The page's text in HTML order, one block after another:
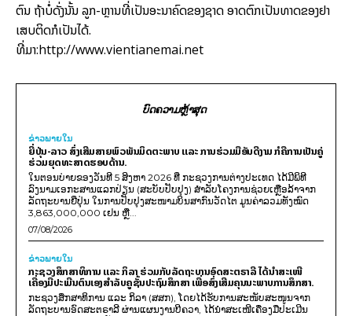
ຕົນ ຖ້າບໍ່ດັ່ງນັ້ນ ລູກ-ຫຼານທີ່ເປັນອະນາຄົດຂອງຊາດ ອາດຕົກເປັນທາດຂອງຢາ
ເສບຕິດກໍເປັນໄດ້.
ທີ່ມາ:http://www.vientianemai.net
ບົດຄວາມຫຼ້າສຸດ
ຂ່າວພາຍ​ໃນ
ຍີ່ປຸ່ນ-ລາວ ສົ່ງເສີມສາຍພົວພັນມິດຕະພາບ ແລະ ການຮ່ວມມືອັນດີງາມ ກໍຄືການເປັນຄູ່
ຮ່ວມຍຸດທະສາດຮອບດ້ານ.
ໃນຕອນບ່າຍຂອງວັນທີ 5 ສິງຫາ 2026 ທີ່ ກະຊວງການຕ່າງປະເທດ ໄດ້ມີພິທີ
ລົງນາມເອກະສານແລກປ່ຽນ (ສະບັບປັບປຸງ) ສໍາລັບໂຄງການຊ່ວຍເຫຼືອລ້າຈາກ
ລັດຖະບານຍີ່ປຸ່ນ ໃນການປັບປຸງສະໜາມບິນສາກົນວັດໄຕ ມູນຄ່າລວມທັງໝົດ
3,863,000,000 ເຢນ ຫຼື...
07/08/2026
ຂ່າວພາຍ​ໃນ
ກະຊວງສຶກສາທິການ ແລະ ກິລາ ຮ່ວມກັບລັດຖະບານອົດສະຕຣາລີ ໄດ້ນຳສະເໜີ
ເຄື່ອງມືປະເມີນຕົນເອງສຳລັບຄູຊັ້ນປະຖົມສຶກສາ ເພື່ອສົ່ງເສີມຄຸນນະພາບການສຶກສາ.
ກະຊວງສຶກສາທິການ ແລະ ກິລາ (ສສກ), ໂດຍໄດ້ຮັບການສະໜັບສະໜູນຈາກ
ລັດຖະບານອົດສະຕຣາລີ ຜ່ານແຜນງານບີຄວາ, ໄດ້ນຳສະເໜີເຄື່ອງມືປະເມີນ